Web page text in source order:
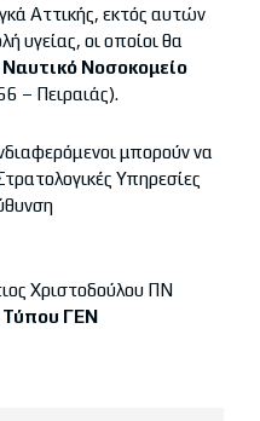
Αττικής, εκτός αυτών
υγείας, οι οποίοι θα
Ναυτικό Νοσοκομείο
– Πειραιάς).
μπορούν να
Υπηρεσίες
Χριστοδούλου ΠΝ
ΓΕΝ